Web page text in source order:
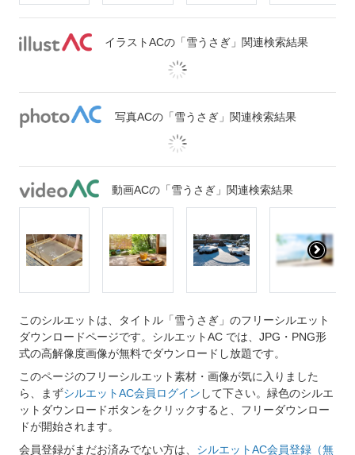
イラストACの「雪うさぎ」関連検索結果
写真ACの「雪うさぎ」関連検索結果
動画ACの「雪うさぎ」関連検索結果
このシルエットは、タイトル「雪うさぎ」のフリーシルエット
ダウンロードページです。シルエットAC では、JPG・PNG形
式の高解像度画像が無料でダウンロードし放題です。
このページのフリーシルエット素材・画像が気に入りました
ら、まずシルエットAC会員ログイン して下さい。緑色のシルエ
ットダウンロードボタンをクリックすると、フリーダウンロー
ドが開始されます。
会員登録がまだお済みでない方は、 シルエットAC会員登録（無